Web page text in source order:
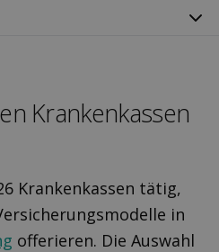
Krankenkassen
Krankenkassen tätig,
in
offerieren. Die Auswahl